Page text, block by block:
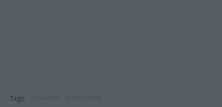
Tags: